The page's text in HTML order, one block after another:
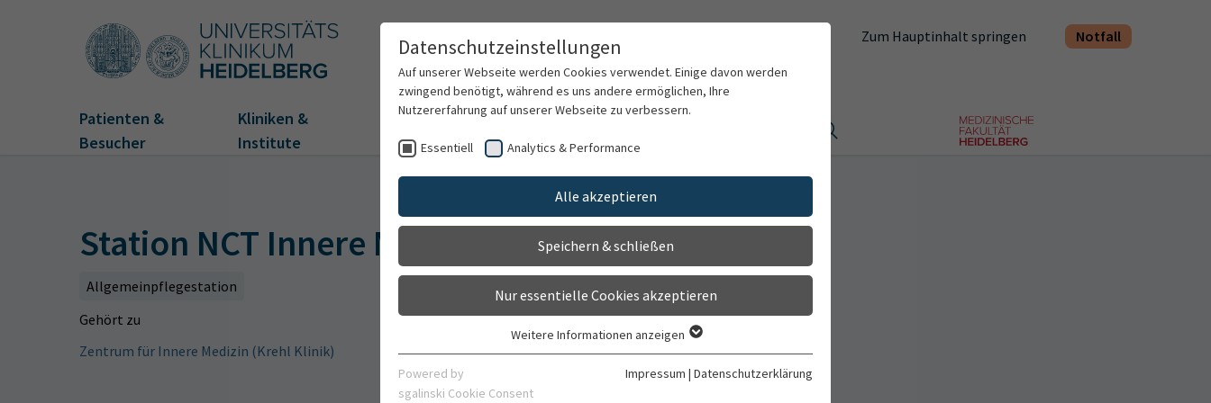
Zum Hauptinhalt springen Notfall
Patienten &
Besucher
Kliniken &
Institute
Station NCT Innere Medizin
Allgemeinpflegestation
Gehört zu
Zentrum für Innere Medizin (Krehl Klinik)
Datenschutzeinstellungen
Auf unserer Webseite werden Cookies verwendet. Einige davon werden
zwingend benötigt, während es uns andere ermöglichen, Ihre
Nutzererfahrung auf unserer Webseite zu verbessern.
Essentiell Analytics & Performance
Alle akzeptieren
Speichern & schließen
Nur essentielle Cookies akzeptieren
Essentielle Cookies werden für grundlegende Funktionen der Webseite
benötigt. Dadurch ist gewährleistet, dass die Webseite einwandfrei
Weitere Informationen anzeigen
Powered by
sgalinski Cookie Consent
Impressum | Datenschutzerklärung